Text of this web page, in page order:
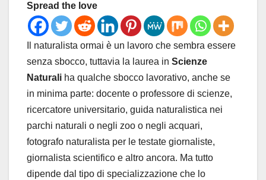
Spread the love
Il naturalista ormai è un lavoro che sembra essere
senza sbocco, tuttavia la laurea in Scienze
Naturali ha qualche sbocco lavorativo, anche se
in minima parte: docente o professore di scienze,
ricercatore universitario, guida naturalistica nei
parchi naturali o negli zoo o negli acquari,
fotografo naturalista per le testate giornaliste,
giornalista scientifico e altro ancora. Ma tutto
dipende dal tipo di specializzazione che lo